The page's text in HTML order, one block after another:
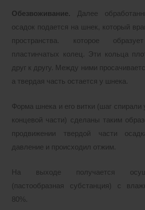
Обезвоживание. Далее
осадок подается на шнек, который
пространства. которое
пластинчатых колец. Эти кольца
друг к другу. Между ними
а твердая часть остается у шнека.
Форма шнека и его витки (шаг спирали
концевой части) сделаны таким
продвижении твердой части
давление и происходил отжим.
На выходе получается
(пастообразная субстанция) с
80%.